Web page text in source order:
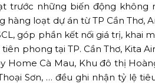
trước những biến động không
loạt dự án từ TP Cần Thơ,
góp phần kết nối giá trị, khai
phong tại TP. Cần Thơ, Kita
Home Cà Mau, Khu đô thị
Sơn, … đều ghi nhận tỷ lệ